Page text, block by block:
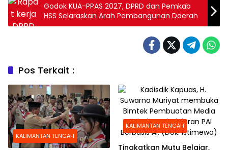
Godok KUA-PPAS 2027, DPRD dan Pemkab
HSS Selaraskan Arah Pembangunan Daerah
Pos Terkait :
KALIMANTAN TENGAH
KALIMANTAN TENGAH
Tingkatkan Mutu Belajar,